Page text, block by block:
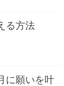
る方法
に願いを叶